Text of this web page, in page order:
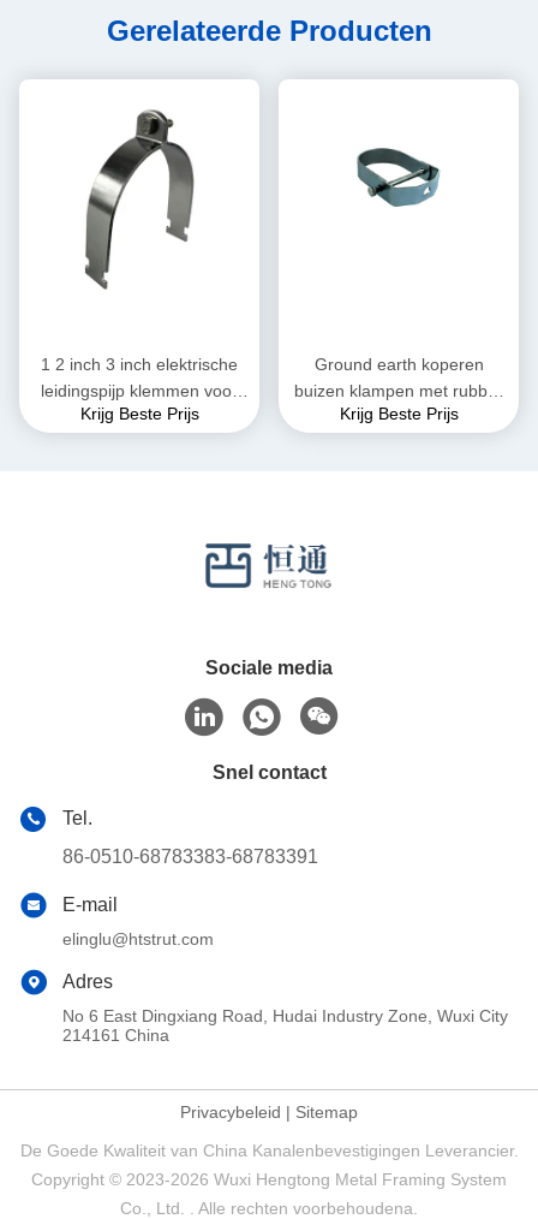
Gerelateerde Producten
1 2 inch 3 inch elektrische
leidingspijp klemmen voor
sanitaire installaties
Krijg Beste Prijs
Ground earth koperen
buizen klampen met rubber
verstelbare clevis hangers
Krijg Beste Prijs
Sociale media
Snel contact
Tel.
86-0510-68783383-68783391
E-mail
elinglu@htstrut.com
Adres
No 6 East Dingxiang Road, Hudai Industry Zone, Wuxi City
214161 China
Privacybeleid | Sitemap
De Goede Kwaliteit van China Kanalenbevestigingen Leverancier.
Copyright © 2023-2026 Wuxi Hengtong Metal Framing System
Co., Ltd. . Alle rechten voorbehoudena.